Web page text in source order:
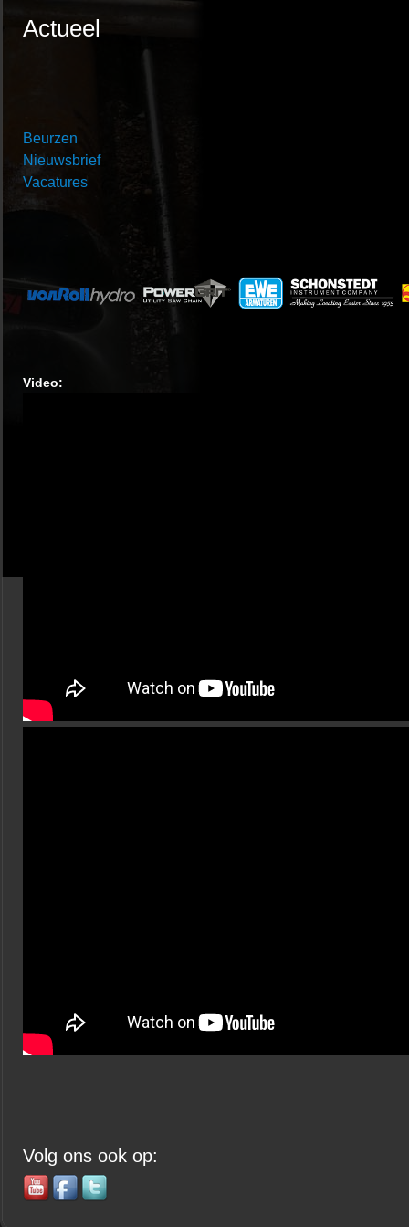
Actueel
Beurzen
Nieuwsbrief
Vacatures
Video:
Volg ons ook op: